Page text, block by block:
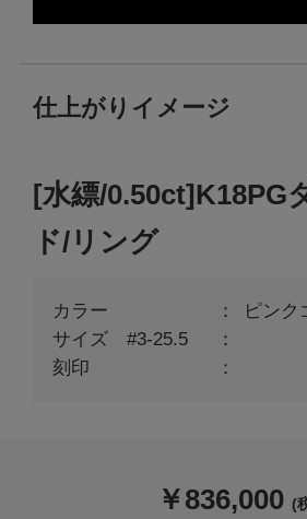
仕上がりイメージ
[水縹/0.50ct]K18PG
ド/リング
カラー
ピンク
サイズ #3-25.5
刻印
￥836,000 (